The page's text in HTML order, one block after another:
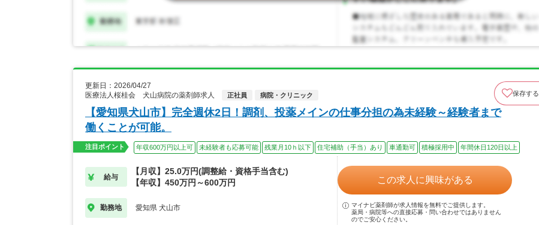
更新日：2026/04/27
医療法人桜桂会 犬山病院の薬剤師求人
正社員 病院・クリニック 保存する
【愛知県犬山市】完全週休2日！調剤、投薬メインの仕事分担の為未経験～経験者まで
働くことが可能。
注目ポイント 年収600万円以上可 未経験者も応募可能 残業月10ｈ以下 住宅補助（手当）あり 車通勤可 積極採用中 年間休日120日以上
給与
【月収】25.0万円(調整給・資格手当含む)
【年収】450万円～600万円
勤務地 愛知県 犬山市
この求人に興味がある
マイナビ薬剤師が求人情報を無料でご提供します。
薬局・病院等への直接応募・問い合わせではありません
のでご安心ください。